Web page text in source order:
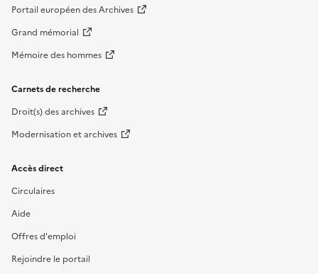
Portail européen des Archives
Grand mémorial
Mémoire des hommes
Carnets de recherche
Droit(s) des archives
Modernisation et archives
Accès direct
Circulaires
Aide
Offres d'emploi
Rejoindre le portail